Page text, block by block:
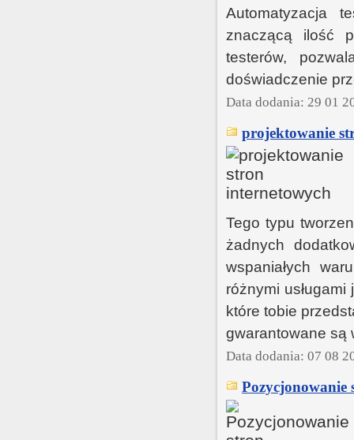
Automatyzacja
znaczącą ilość
testerów,
doświadczenie
Data dodania: 29 01
projektowanie
Tego typu
żadnych
wspaniałych
różnymi
które tobie
gwarantowane są
Data dodania: 07 08
Pozycjonowanie